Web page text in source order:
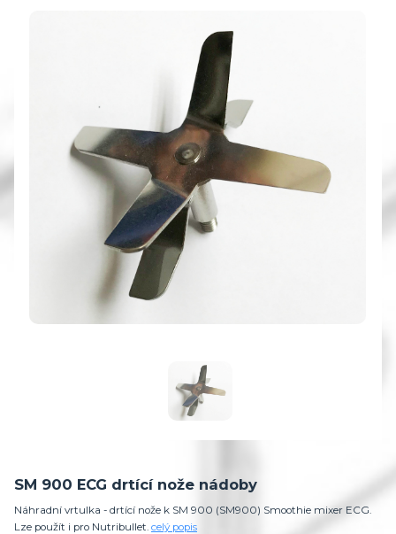
SM 900 ECG drtící nože nádoby
Náhradní vrtulka - drtící nože k SM 900 (SM900) Smoothie mixer ECG.
Lze použít i pro Nutribullet. celý popis